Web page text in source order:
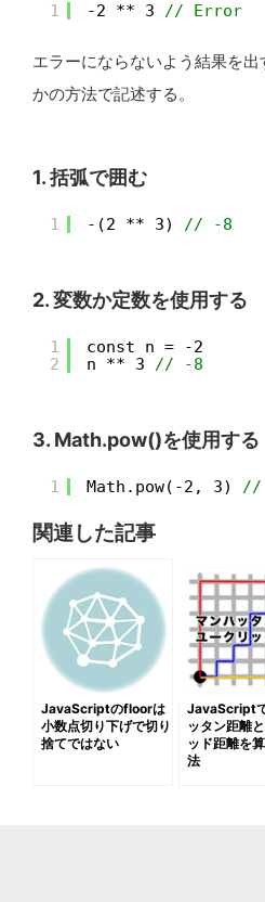
1 -2 ** 3 // Error
エラーにならないよう結果を
かの方法で記述する。
1. 括弧で囲む
1 -(2 ** 3) // -8
2. 変数か定数を使用する
1
2
const n = -2
n ** 3 // -8
3. Math.pow()を使用する
1 Math.pow(-2, 3) //
関連した記事
JavaScriptのfloorは
小数点切り下げで切り
捨てではない
JavaScript
ッタン距離
ッド距離を
法